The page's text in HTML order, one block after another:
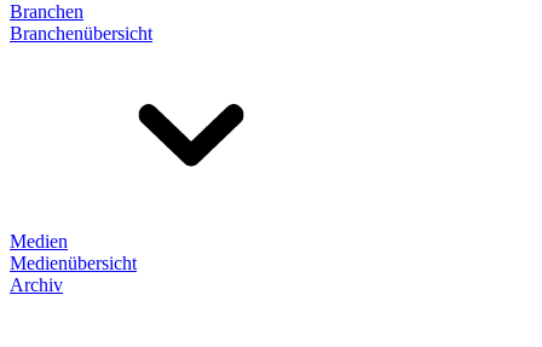
Branchen
Branchenübersicht
Medien
Medienübersicht
Archiv